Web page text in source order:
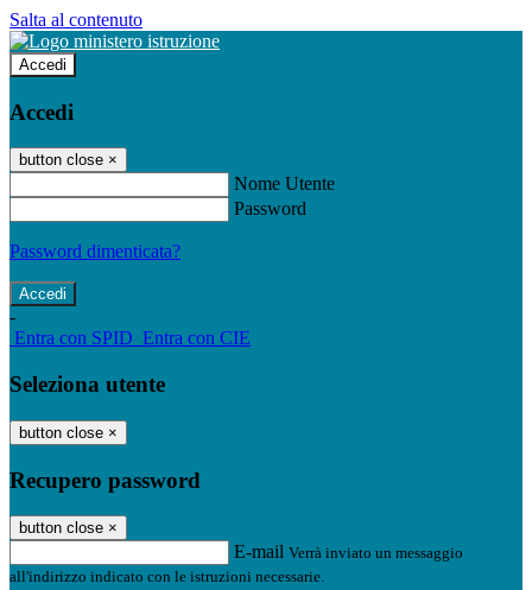
Salta al contenuto
Accedi
Accedi
button close ×
Nome Utente
Password
Password dimenticata?
-
Entra con SPID Entra con CIE
Seleziona utente
button close ×
Recupero password
button close ×
E-mail Verrà inviato un messaggio
all'indirizzo indicato con le istruzioni necessarie.